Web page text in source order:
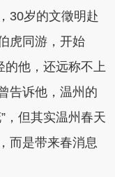
30岁的文徵明赴
虎同游，开始
的他，还远称不上
告诉他，温州的
，但其实温州春天
而是带来春消息